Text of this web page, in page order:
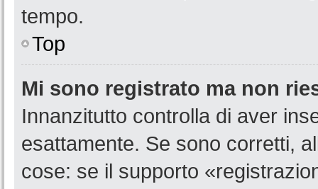
tempo.
Top
Mi sono registrato ma non
Innanzitutto controlla di aver
esattamente. Se sono corretti,
cose: se il supporto